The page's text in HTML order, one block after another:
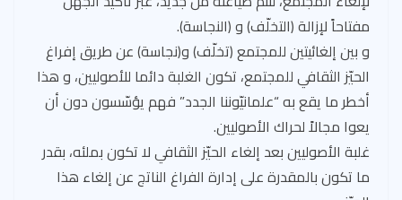
مفتاحاً لإزالة (التخلّف) و (النجاسة).
و بين إلغائيتين للمجتمع (تخلّف) و(نجاسة) عن طريق إفراغ
الحيّز الثقافي للمجتمع، تكون الغلبة دائما للأصوليين، و هذا
أخطر ما يقع به “علمانيّوننا الجدد” فهم يؤسّسون دون أن
يعوا مجالاً لحراك الأصوليين.
غلبة الأصوليين بعد إلغاء الحيّز الثقافي لا تكون بملئه، بقدر
ما تكون بالمقدرة على إدارة الفراغ الناتج عن إلغاء هذا